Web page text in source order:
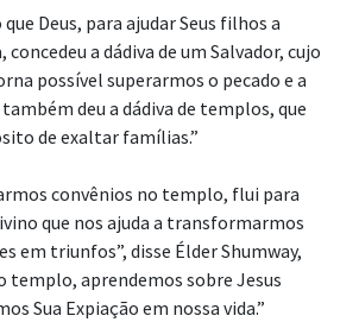
Deus, para ajudar Seus filhos a
a dádiva de um Salvador, cujo
possível superarmos o pecado e a
deu a dádiva de templos, que
de exaltar famílias.”
convênios no templo, flui para
que nos ajuda a transformarmos
em triunfos”, disse Élder Shumway,
templo, aprendemos sobre Jesus
Sua Expiação em nossa vida.”